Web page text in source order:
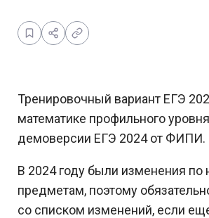
Тренировочный вариант ЕГЭ
математике профильного
демоверсии ЕГЭ 2024 от ФИПИ.
В 2024 году были изменения по
предметам, поэтому
со списком изменений, если